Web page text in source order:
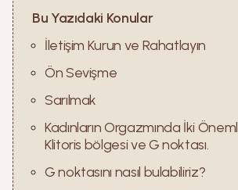
Bu Yazıdaki Konular
İletişim Kurun ve Rahatlayın
Ön Sevişme
Sarılmak
Kadınların Orgazmında İki
Klitoris bölgesi ve G noktası.
G noktasını nasıl bulabiliriz?